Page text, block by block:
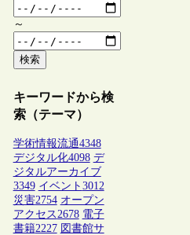
～
検索
キーワードから検
索（テーマ）
学術情報流通4348
デジタル化4098 デ
ジタルアーカイブ
3349 イベント 3012
災害2754 オープン
アクセス 2678 電子
書籍2227 図書館サ